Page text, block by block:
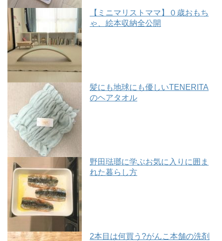
【ミニマリストママ】０歳おもち
ゃ、絵本収納全公開
髪にも地球にも優しいTENERITA
のヘアタオル
野田琺瑯に学ぶお気に入りに囲ま
れた暮らし方
2本目は何買う?がんこ本舗の洗剤